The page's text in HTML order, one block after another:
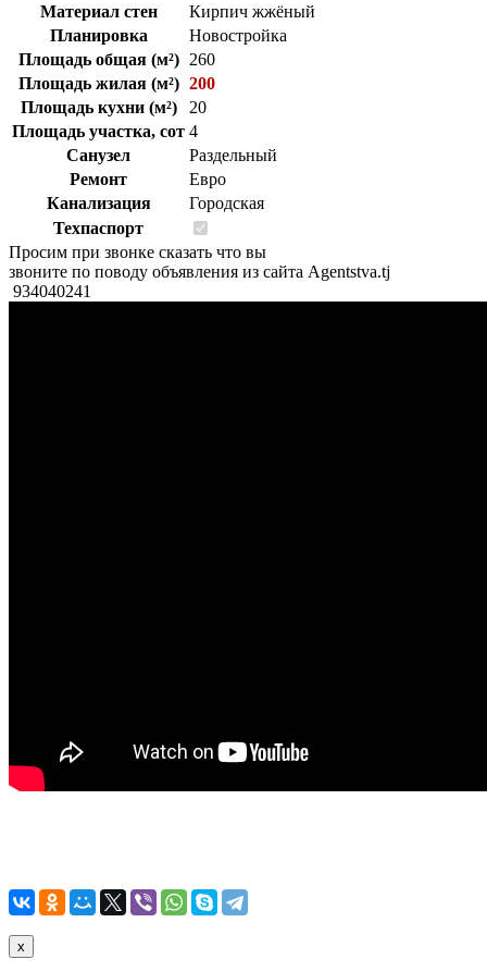
Материал стен
Кирпич жжёный
Планировка
Новостройка
Площадь общая (м²)
260
Площадь жилая (м²) 200
Площадь кухни (м²)
20
Площадь участка, сот 4
Санузел
Раздельный
Ремонт
Евро
Канализация
Городская
Техпаспорт
Просим при звонке сказать что вы
звоните по поводу объявления из сайта Agentstva.tj
934040241
x